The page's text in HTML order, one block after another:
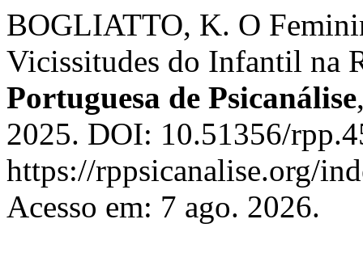
BOGLIATTO, K. O
Vicissitudes do Infantil na
Portuguesa de Psicanálise
2025. DOI: 10.51356/
https://rppsicanalise.org/
Acesso em: 7 ago. 2026.